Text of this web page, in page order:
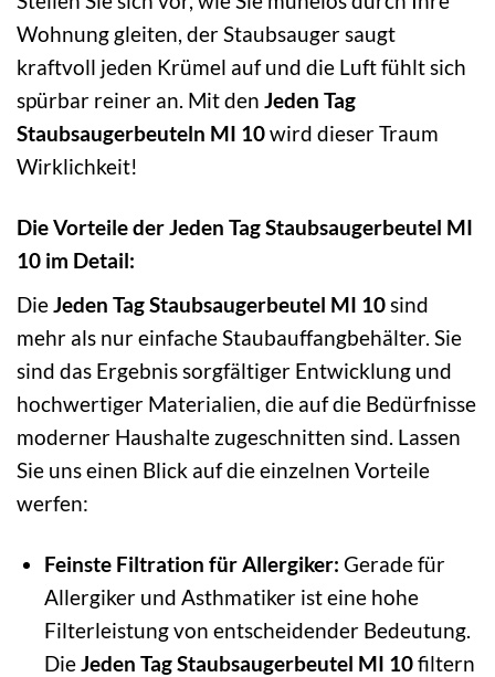
Wohnung gleiten, der Staubsauger saugt
kraftvoll jeden Krümel auf und die Luft fühlt sich
spürbar reiner an. Mit den Jeden Tag
Staubsaugerbeuteln MI 10wird dieser Traum
Wirklichkeit!
Die Vorteile der Jeden Tag Staubsaugerbeutel MI
10 im Detail:
Die Jeden Tag Staubsaugerbeutel MI 10 sind
mehr als nur einfache Staubauffangbehälter. Sie
sind das Ergebnis sorgfältiger Entwicklung und
hochwertiger Materialien, die auf die Bedürfnisse
moderner Haushalte zugeschnitten sind. Lassen
Sie uns einen Blick auf die einzelnen Vorteile
werfen:
Feinste Filtration für Allergiker: Gerade für
Allergiker und Asthmatiker ist eine hohe
Filterleistung von entscheidender Bedeutung.
Die Jeden Tag Staubsaugerbeutel MI 10filtern